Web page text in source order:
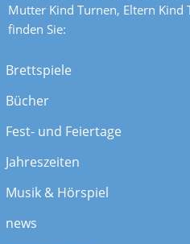
Mutter Kind Turnen, Eltern
finden Sie:
Brettspiele
Bücher
Fest- und Feiertage
Jahreszeiten
Musik & Hörspiel
news